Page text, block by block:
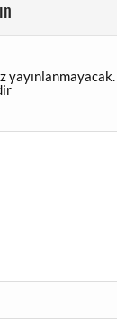
yayınlanmayacak.